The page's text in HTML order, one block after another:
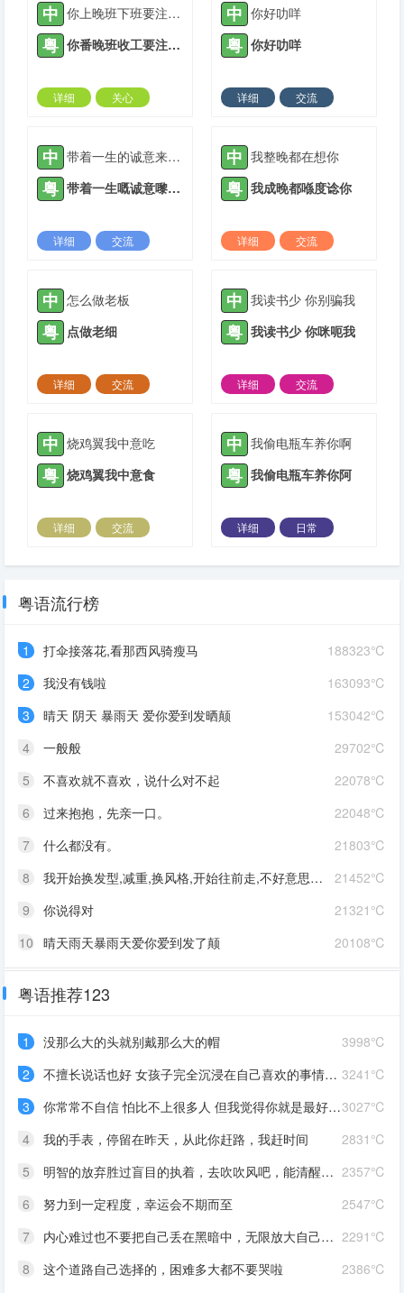
中 你上晚班下班要注意安全
粤 你番晚班收工要注意安全
详细
关心
中 你好叻咩
粤 你好叻咩
详细
交流
中 带着一生的诚意来爱你
粤 带着一生嘅诚意嚟爱你
详细
交流
中 我整晚都在想你
粤 我成晚都喺度谂你
详细
交流
中 怎么做老板
粤 点做老细
详细
交流
中 我读书少 你别骗我
粤 我读书少 你咪呃我
详细
交流
中 烧鸡翼我中意吃
粤 烧鸡翼我中意食
详细
交流
中 我偷电瓶车养你啊
粤 我偷电瓶车养你阿
详细
日常
粤语流行榜
188323℃
1
打伞接落花,看那西风骑瘦马
163093℃
2
我没有钱啦
153042℃
3
晴天 阴天 暴雨天 爱你爱到发晒颠
29702℃
4
一般般
22078℃
5
不喜欢就不喜欢，说什么对不起
22048℃
6
过来抱抱，先亲一口。
21803℃
7
什么都没有。
21452℃
8
我开始换发型,减重,换风格,开始往前走,不好意思啊这一次,我一定要赢
21321℃
9
你说得对
20108℃
10 晴天雨天暴雨天爱你爱到发了颠
粤语推荐123
3998℃
1
没那么大的头就别戴那么大的帽
3241℃
2
不擅长说话也好 女孩子完全沉浸在自己喜欢的事情里 最可爱了 剩下的我会圆场
3027℃
3
你常常不自信 怕比不上很多人 但我觉得你就是最好的 怎么都好 我想告诉你 我对你的爱是兜底 是连你自己都不喜欢自己的时候 还有我来爱你
2831℃
4
我的手表，停留在昨天，从此你赶路，我赶时间
2357℃
5
明智的放弃胜过盲目的执着，去吹吹风吧，能清醒的话感冒也没关系。
2547℃
6
努力到一定程度，幸运会不期而至
2291℃
7
内心难过也不要把自己丢在黑暗中，无限放大自己的情绪。按时睡觉，好好吃饭，洗个热乎的澡，喝甜甜的奶茶。看看长河落日，花朵树木，驱逐丧气再努力奔跑，生活到处是发光的星星。
2386℃
8
这个道路自己选择的，困难多大都不要哭啦